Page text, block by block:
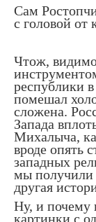
Сам
с головой от
Чтож,
республики
помешал
сложена.
Запада
Михалыча,
вроде опять
западных
мы
другая
Ну, и почему
картинки с